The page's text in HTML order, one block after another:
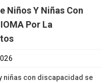
Niños Y Niñas Con
Por La
niñas con discapacidad se